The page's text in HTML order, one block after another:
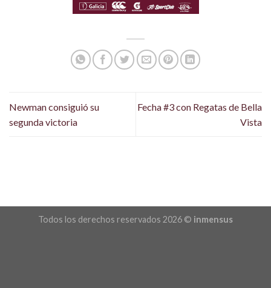
Newman consiguió su
segunda victoria
Fecha #3 con Regatas de Bella
Vista
Todos los derechos reservados 2026 © inmensus